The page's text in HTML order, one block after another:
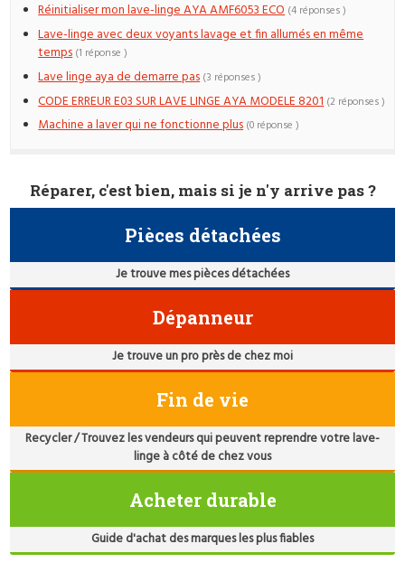
Réinitialiser mon lave-linge AYA AMF6053 ECO (4 réponses )
Lave-linge avec deux voyants lavage et fin allumés en même
temps (1 réponse )
Lave linge aya de demarre pas (3 réponses )
CODE ERREUR E03 SUR LAVE LINGE AYA MODELE 8201 (2 réponses )
Machine a laver qui ne fonctionne plus (0 réponse )
Réparer, c'est bien, mais si je n'y arrive pas ?
Pièces détachées
Je trouve mes pièces détachées
Dépanneur
Je trouve un pro près de chez moi
Fin de vie
Recycler / Trouvez les vendeurs qui peuvent reprendre votre lave-
linge à côté de chez vous
Acheter durable
Guide d'achat des marques les plus fiables